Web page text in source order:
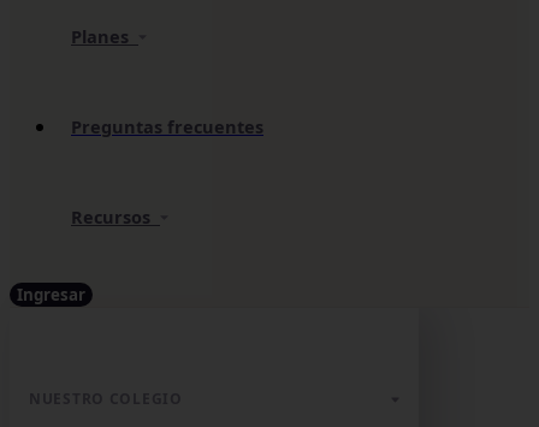
Planes
Preguntas frecuentes
Recursos
Ingresar